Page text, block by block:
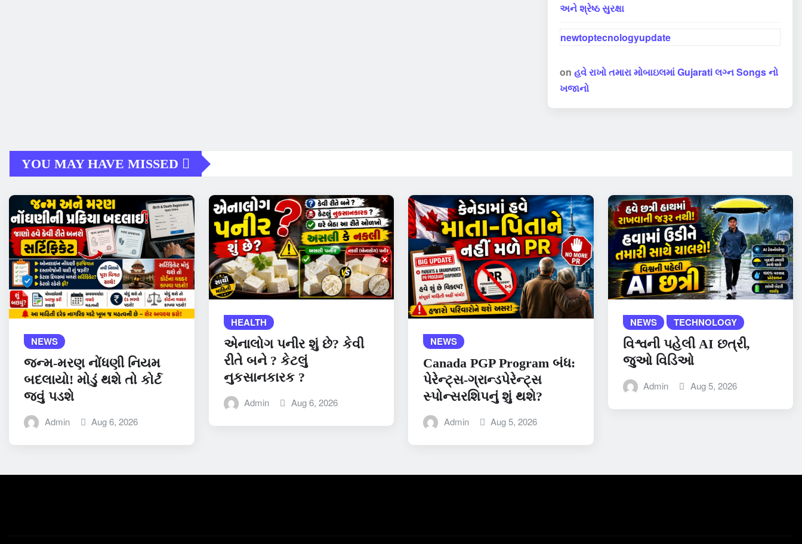
અને શ્રેષ્ઠ સુરક્ષા
newtoptecnologyupdate
on હવે રાખો તમારા મોબાઇલમાં Gujarati લગ્ન Songs નો
ખજાનો
YOU MAY HAVE MISSED
NEWS
જન્મ-મરણ નોંધણી નિયમ
બદલાયો! મોડું થશે તો કોર્ટ
જવું પડશે
Admin Aug 6, 2026
HEALTH
એનાલોગ પનીર શું છે? કેવી
રીતે બને ? કેટલું
નુકસાનકારક ?
Admin Aug 6, 2026
NEWS
Canada PGP Program બંધ:
પેરેન્ટ્સ-ગ્રાન્ડપેરેન્ટ્સ
સ્પોન્સરશિપનું શું થશે?
Admin Aug 5, 2026
NEWS TECHNOLOGY
વિશ્વની પહેલી AI છત્રી,
જુઓ વિડિઓ
Admin Aug 5, 2026